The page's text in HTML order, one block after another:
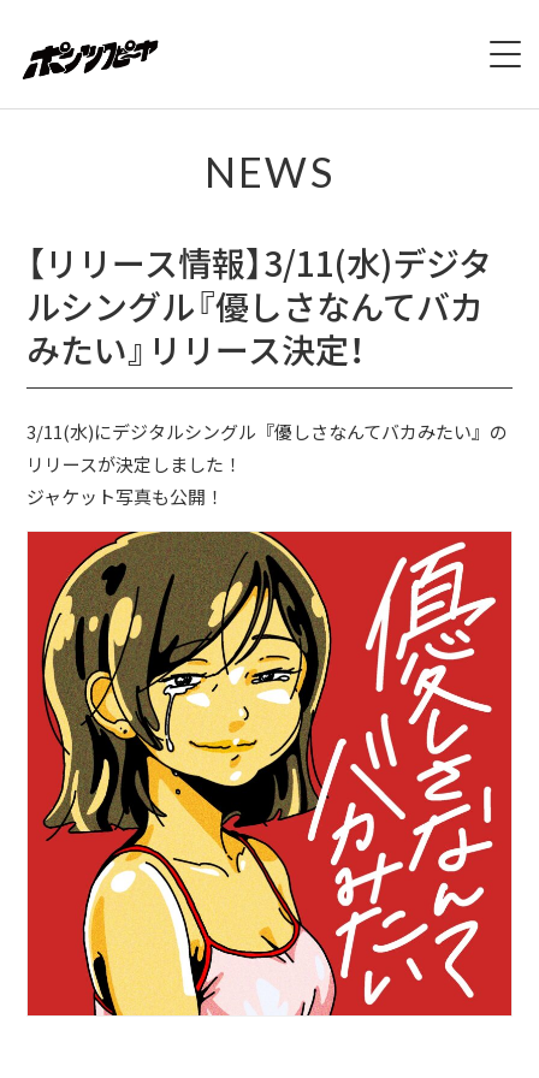
LIVE
DISCOGRAPHY
VIDEO
PROFILE
NEWS
【リリース情報】3/11(水)デジタ
ルシングル『優しさなんてバカ
みたい』リリース決定！
3/11(水)にデジタルシングル『優しさなんてバカみたい』の
リリースが決定しました！
ジャケット写真も公開！